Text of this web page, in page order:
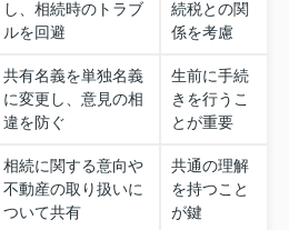
し、相続時のトラブ
ルを回避
続税との関
係を考慮
共有名義を単独名義
に変更し、意見の相
違を防ぐ
生前に手続
きを行うこ
とが重要
相続に関する意向や
不動産の取り扱いに
ついて共有
共通の理解
を持つこと
が鍵